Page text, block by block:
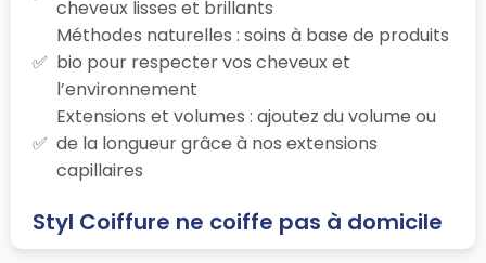
cheveux lisses et brillants
Méthodes naturelles : soins à base de produits
bio pour respecter vos cheveux et
l’environnement
Extensions et volumes : ajoutez du volume ou
de la longueur grâce à nos extensions
capillaires
Styl Coiffure ne coiffe pas à domicile